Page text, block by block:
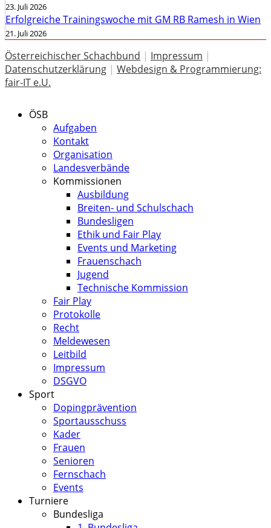
23. Juli 2026
Erfolgreiche Trainingswoche mit GM RB Ramesh in Wien
21. Juli 2026
Österreichischer Schachbund | Impressum |
Datenschutzerklärung | Webdesign & Programmierung:
fair-IT e.U.
ÖSB
Aufgaben
Kontakt
Organisation
Landesverbände
Kommissionen
Ausbildung
Breiten- und Schulschach
Bundesligen
Ethik und Fair Play
Events und Marketing
Frauenschach
Jugend
Technische Kommission
Fair Play
Protokolle
Recht
Meldewesen
Leitbild
Impressum
DSGVO
Sport
Dopingprävention
Sportausschuss
Kader
Frauen
Senioren
Fernschach
Events
Turniere
Bundesliga